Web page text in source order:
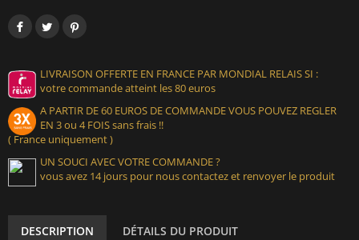
LIVRAISON OFFERTE EN FRANCE PAR MONDIAL RELAIS SI :
votre commande atteint les 80 euros
A PARTIR DE 60 EUROS DE COMMANDE VOUS POUVEZ REGLER
EN 3 ou 4 FOIS sans frais !!
( France uniquement )
UN SOUCI AVEC VOTRE COMMANDE ?
vous avez 14 jours pour nous contactez et renvoyer le produit
DESCRIPTION DÉTAILS DU PRODUIT